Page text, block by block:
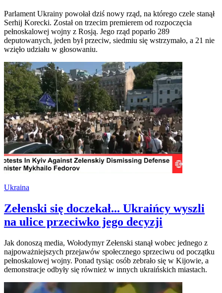
Parlament Ukrainy powołał dziś nowy rząd, na którego czele stanął
Serhij Korecki. Został on trzecim premierem od rozpoczęcia
pełnoskalowej wojny z Rosją. Jego rząd poparło 289
deputowanych, jeden był przeciw, siedmiu się wstrzymało, a 21 nie
wzięło udziału w głosowaniu.
Ukraina
Zełenski się doczekał... Ukraińcy wyszli
na ulice przeciwko jego decyzji
Jak donoszą media, Wołodymyr Zełenski stanął wobec jednego z
najpoważniejszych przejawów społecznego sprzeciwu od początku
pełnoskalowej wojny. Ponad tysiąc osób zebrało się w Kijowie, a
demonstracje odbyły się również w innych ukraińskich miastach.